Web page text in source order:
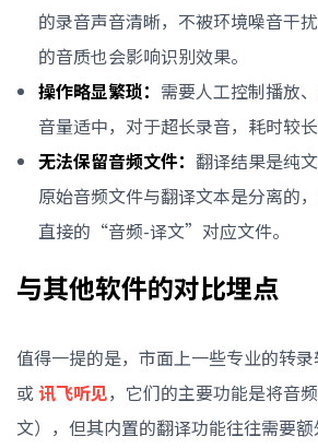
的录音声音清晰，不被环境噪音干
的音质也会影响识别效果。
操作略显繁琐： 需要人工控制播放
音量适中，对于超长录音，耗时较长
无法保留音频文件： 翻译结果是纯
原始音频文件与翻译文本是分离的
直接的“音频-译文”对应文件。
与其他软件的对比埋点
值得一提的是，市面上一些专业的转
或 讯飞听见，它们的主要功能是将音
文），但其内置的翻译功能往往需要